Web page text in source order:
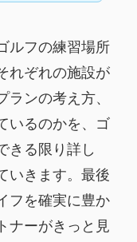
ルフの練習場所
れぞれの施設が
ンの考え方、
いるのかを、ゴ
きる限り詳し
いきます。最後
フを確実に豊か
ナーがきっと見